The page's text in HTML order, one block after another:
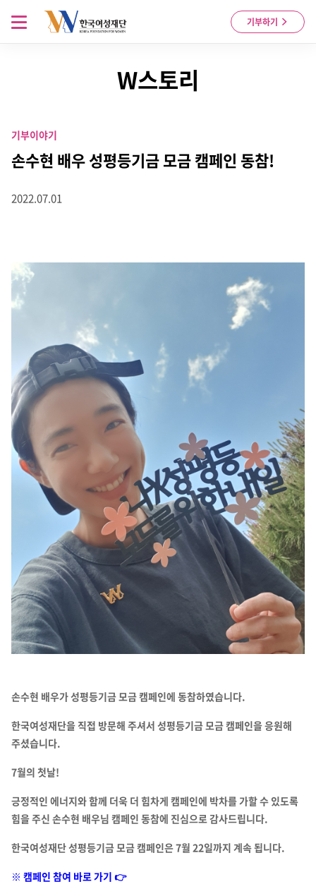
Skip to content
기부하기
메뉴 열기
W스토리
기부이야기
손수현 배우 성평등기금 모금 캠페인 동참!
2022.07.01
손수현 배우가 성평등기금 모금 캠페인에 동참하였습니다.
한국여성재단을 직접 방문해 주셔서 성평등기금 모금 캠페인을 응원해
주셨습니다.
7월의 첫날!
긍정적인 에너지와 함께 더욱 더 힘차게 캠페인에 박차를 가할 수 있도록
힘을 주신 손수현 배우님 캠페인 동참에 진심으로 감사드립니다.
한국여성재단 성평등기금 모금 캠페인은 7월 22일까지 계속 됩니다.
※ 캠페인 참여 바로 가기 👉